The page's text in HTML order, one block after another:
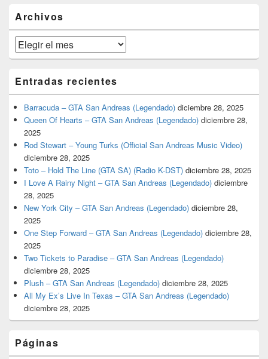
lateral
primaria
Archivos
Archivos
Entradas recientes
Barracuda – GTA San Andreas (Legendado) diciembre 28, 2025
Queen Of Hearts – GTA San Andreas (Legendado) diciembre 28,
2025
Rod Stewart – Young Turks (Official San Andreas Music Video)
diciembre 28, 2025
Toto – Hold The Line (GTA SA) (Radio K-DST) diciembre 28, 2025
I Love A Rainy Night – GTA San Andreas (Legendado) diciembre
28, 2025
New York City – GTA San Andreas (Legendado) diciembre 28,
2025
One Step Forward – GTA San Andreas (Legendado) diciembre 28,
2025
Two Tickets to Paradise – GTA San Andreas (Legendado)
diciembre 28, 2025
Plush – GTA San Andreas (Legendado) diciembre 28, 2025
All My Ex’s Live In Texas – GTA San Andreas (Legendado)
diciembre 28, 2025
Páginas